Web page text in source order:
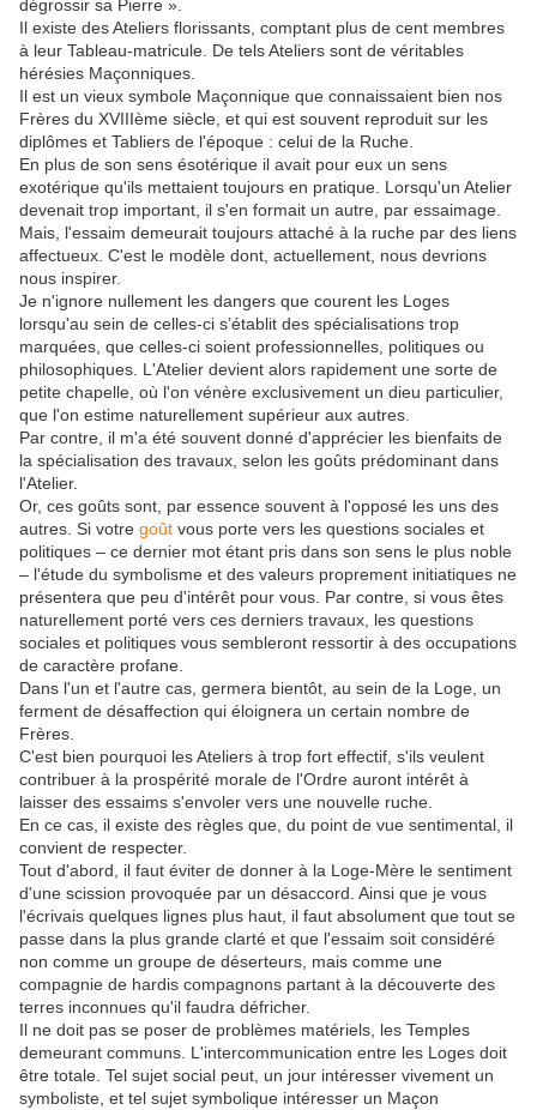
dégrossir sa Pierre ».
Il existe des Ateliers florissants, comptant plus de cent membres
à leur Tableau-matricule. De tels Ateliers sont de véritables
hérésies Maçonniques.
Il est un vieux symbole Maçonnique que connaissaient bien nos
Frères du XVIIIème siècle, et qui est souvent reproduit sur les
diplômes et Tabliers de l'époque : celui de la Ruche.
En plus de son sens ésotérique il avait pour eux un sens
exotérique qu'ils mettaient toujours en pratique. Lorsqu'un Atelier
devenait trop important, il s'en formait un autre, par essaimage.
Mais, l'essaim demeurait toujours attaché à la ruche par des liens
affectueux. C'est le modèle dont, actuellement, nous devrions
nous inspirer.
Je n'ignore nullement les dangers que courent les Loges
lorsqu'au sein de celles-ci s’établit des spécialisations trop
marquées, que celles-ci soient professionnelles, politiques ou
philosophiques. L'Atelier devient alors rapidement une sorte de
petite chapelle, où l'on vénère exclusivement un dieu particulier,
que l'on estime naturellement supérieur aux autres.
Par contre, il m'a été souvent donné d'apprécier les bienfaits de
la spécialisation des travaux, selon les goûts prédominant dans
l'Atelier.
Or, ces goûts sont, par essence souvent à l'opposé les uns des
autres. Si votre goût vous porte vers les questions sociales et
politiques – ce dernier mot étant pris dans son sens le plus noble
– l'étude du symbolisme et des valeurs proprement initiatiques ne
présentera que peu d'intérêt pour vous. Par contre, si vous êtes
naturellement porté vers ces derniers travaux, les questions
sociales et politiques vous sembleront ressortir à des occupations
de caractère profane.
Dans l'un et l'autre cas, germera bientôt, au sein de la Loge, un
ferment de désaffection qui éloignera un certain nombre de
Frères.
C'est bien pourquoi les Ateliers à trop fort effectif, s'ils veulent
contribuer à la prospérité morale de l'Ordre auront intérêt à
laisser des essaims s'envoler vers une nouvelle ruche.
En ce cas, il existe des règles que, du point de vue sentimental, il
convient de respecter.
Tout d'abord, il faut éviter de donner à la Loge-Mère le sentiment
d'une scission provoquée par un désaccord. Ainsi que je vous
l'écrivais quelques lignes plus haut, il faut absolument que tout se
passe dans la plus grande clarté et que l'essaim soit considéré
non comme un groupe de déserteurs, mais comme une
compagnie de hardis compagnons partant à la découverte des
terres inconnues qu'il faudra défricher.
Il ne doit pas se poser de problèmes matériels, les Temples
demeurant communs. L'intercommunication entre les Loges doit
être totale. Tel sujet social peut, un jour intéresser vivement un
symboliste, et tel sujet symbolique intéresser un Maçon